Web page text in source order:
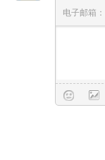
电子邮箱：